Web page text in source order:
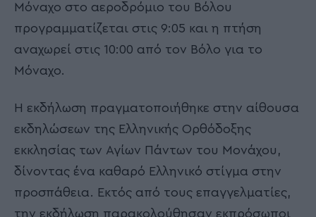
Μόναχο στο αεροδρόμιο του Βόλου
προγραμματίζεται στις 9:05 και η πτήση
αναχωρεί στις 10:00 από τον Βόλο για το
Μόναχο.
Η εκδήλωση πραγματοποιήθηκε στην αίθουσα
εκδηλώσεων της Ελληνικής Ορθόδοξης
εκκλησίας των Αγίων Πάντων του Μονάχου,
δίνοντας ένα καθαρό Ελληνικό στίγμα στην
προσπάθεια. Εκτός από τους επαγγελματίες,
την εκδήλωση παρακολούθησαν εκπρόσωποι